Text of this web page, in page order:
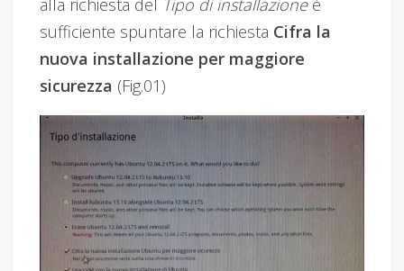
sufficiente spuntare la richiesta Cifra la
nuova installazione per maggiore
sicurezza (Fig.01)